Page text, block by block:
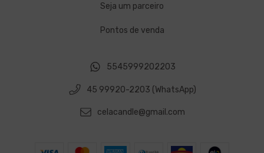
Seja um parceiro
Pontos de venda
5545999202203
45 99920-2203 (WhatsApp)
celacandle@gmail.com